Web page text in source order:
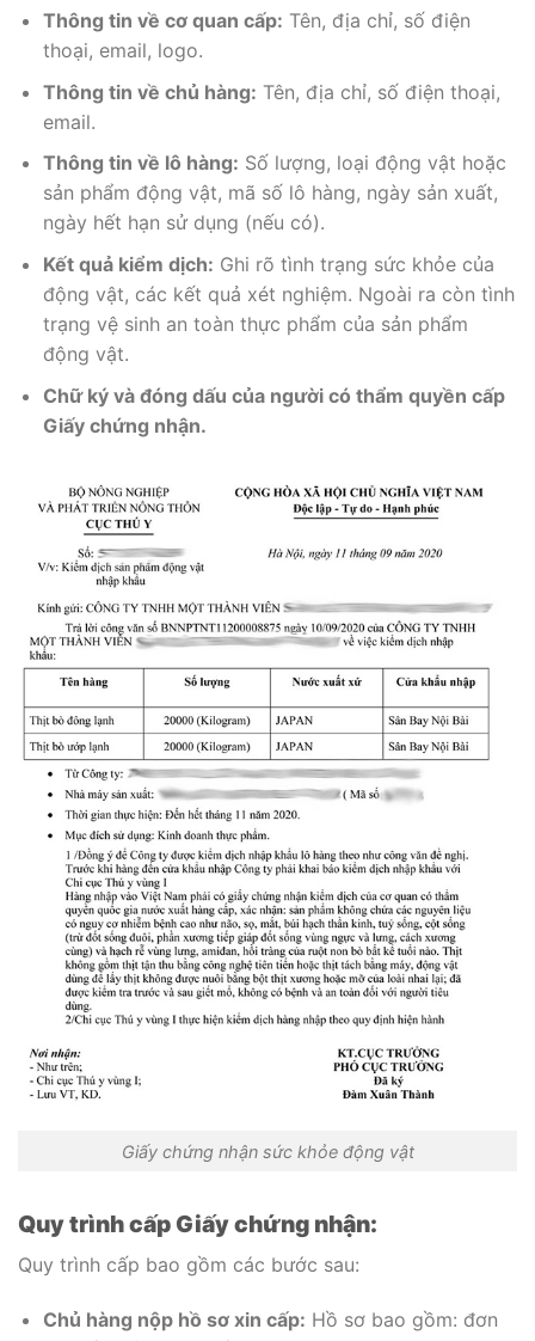
Thông tin về cơ quan cấp: Tên, địa chỉ, số điện
thoại, email, logo.
Thông tin về chủ hàng: Tên, địa chỉ, số điện thoại,
email.
Thông tin về lô hàng: Số lượng, loại động vật hoặc
sản phẩm động vật, mã số lô hàng, ngày sản xuất,
ngày hết hạn sử dụng (nếu có).
Kết quả kiểm dịch: Ghi rõ tình trạng sức khỏe của
động vật, các kết quả xét nghiệm. Ngoài ra còn tình
trạng vệ sinh an toàn thực phẩm của sản phẩm
động vật.
Chữ ký và đóng dấu của người có thẩm quyền cấp
Giấy chứng nhận.
Giấy chứng nhận sức khỏe động vật
Quy trình cấp Giấy chứng nhận:
Quy trình cấp bao gồm các bước sau:
Chủ hàng nộp hồ sơ xin cấp: Hồ sơ bao gồm: đơn